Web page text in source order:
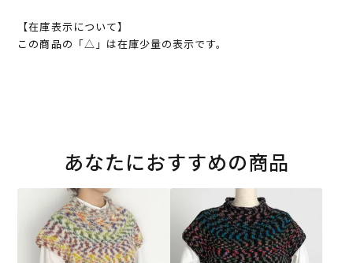
【在庫表示について】
この商品の「△」は在庫少量の表示です。
あなたにおすすめの商品